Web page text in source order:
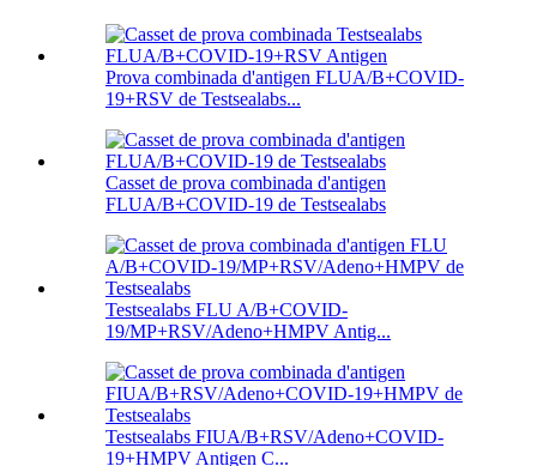
Prova combinada d'antigen FLUA/B+COVID-
19+RSV de Testsealabs...
Casset de prova combinada d'antigen
FLUA/B+COVID-19 de Testsealabs
Testsealabs FLU A/B+COVID-
19/MP+RSV/Adeno+HMPV Antig...
Testsealabs FIUA/B+RSV/Adeno+COVID-
19+HMPV Antigen C...